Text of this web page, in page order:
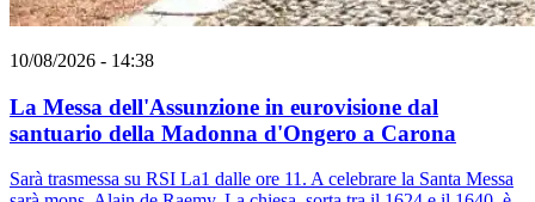
10/08/2026 - 14:38
La Messa dell'Assunzione in eurovisione dal
santuario della Madonna d'Ongero a Carona
Sarà trasmessa su RSI La1 dalle ore 11. A celebrare la Santa Messa